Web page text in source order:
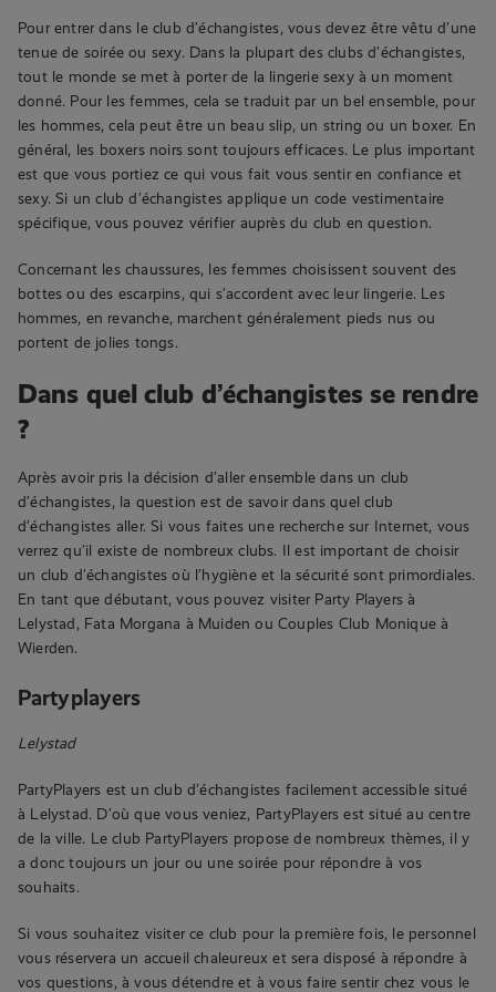
Pour entrer dans le club d’échangistes, vous devez être vêtu d’une
tenue de soirée ou sexy. Dans la plupart des clubs d’échangistes,
tout le monde se met à porter de la lingerie sexy à un moment
donné. Pour les femmes, cela se traduit par un bel ensemble, pour
les hommes, cela peut être un beau slip, un string ou un boxer. En
général, les boxers noirs sont toujours efficaces. Le plus important
est que vous portiez ce qui vous fait vous sentir en confiance et
sexy. Si un club d’échangistes applique un code vestimentaire
spécifique, vous pouvez vérifier auprès du club en question.
Concernant les chaussures, les femmes choisissent souvent des
bottes ou des escarpins, qui s’accordent avec leur lingerie. Les
hommes, en revanche, marchent généralement pieds nus ou
portent de jolies tongs.
Dans quel club d’échangistes se rendre
?
Après avoir pris la décision d’aller ensemble dans un club
d’échangistes, la question est de savoir dans quel club
d’échangistes aller. Si vous faites une recherche sur Internet, vous
verrez qu’il existe de nombreux clubs. Il est important de choisir
un club d’échangistes où l’hygiène et la sécurité sont primordiales.
En tant que débutant, vous pouvez visiter Party Players à
Lelystad, Fata Morgana à Muiden ou Couples Club Monique à
Wierden.
Partyplayers
Lelystad
PartyPlayers est un club d’échangistes facilement accessible situé
à Lelystad. D’où que vous veniez, PartyPlayers est situé au centre
de la ville. Le club PartyPlayers propose de nombreux thèmes, il y
a donc toujours un jour ou une soirée pour répondre à vos
souhaits.
Si vous souhaitez visiter ce club pour la première fois, le personnel
vous réservera un accueil chaleureux et sera disposé à répondre à
vos questions, à vous détendre et à vous faire sentir chez vous le